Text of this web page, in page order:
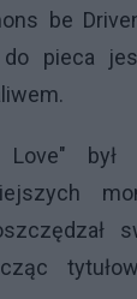
be
pieca
Love" był